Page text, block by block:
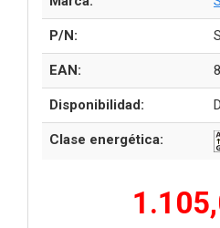
P/N:
EAN:
Disponibilidad:
Clase energética: